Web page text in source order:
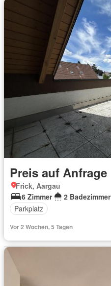
Preis auf Anfrage
Frick, Aargau
6 Zimmer
2 Badezimmer
Parkplatz
Vor 2 Wochen, 5 Tagen